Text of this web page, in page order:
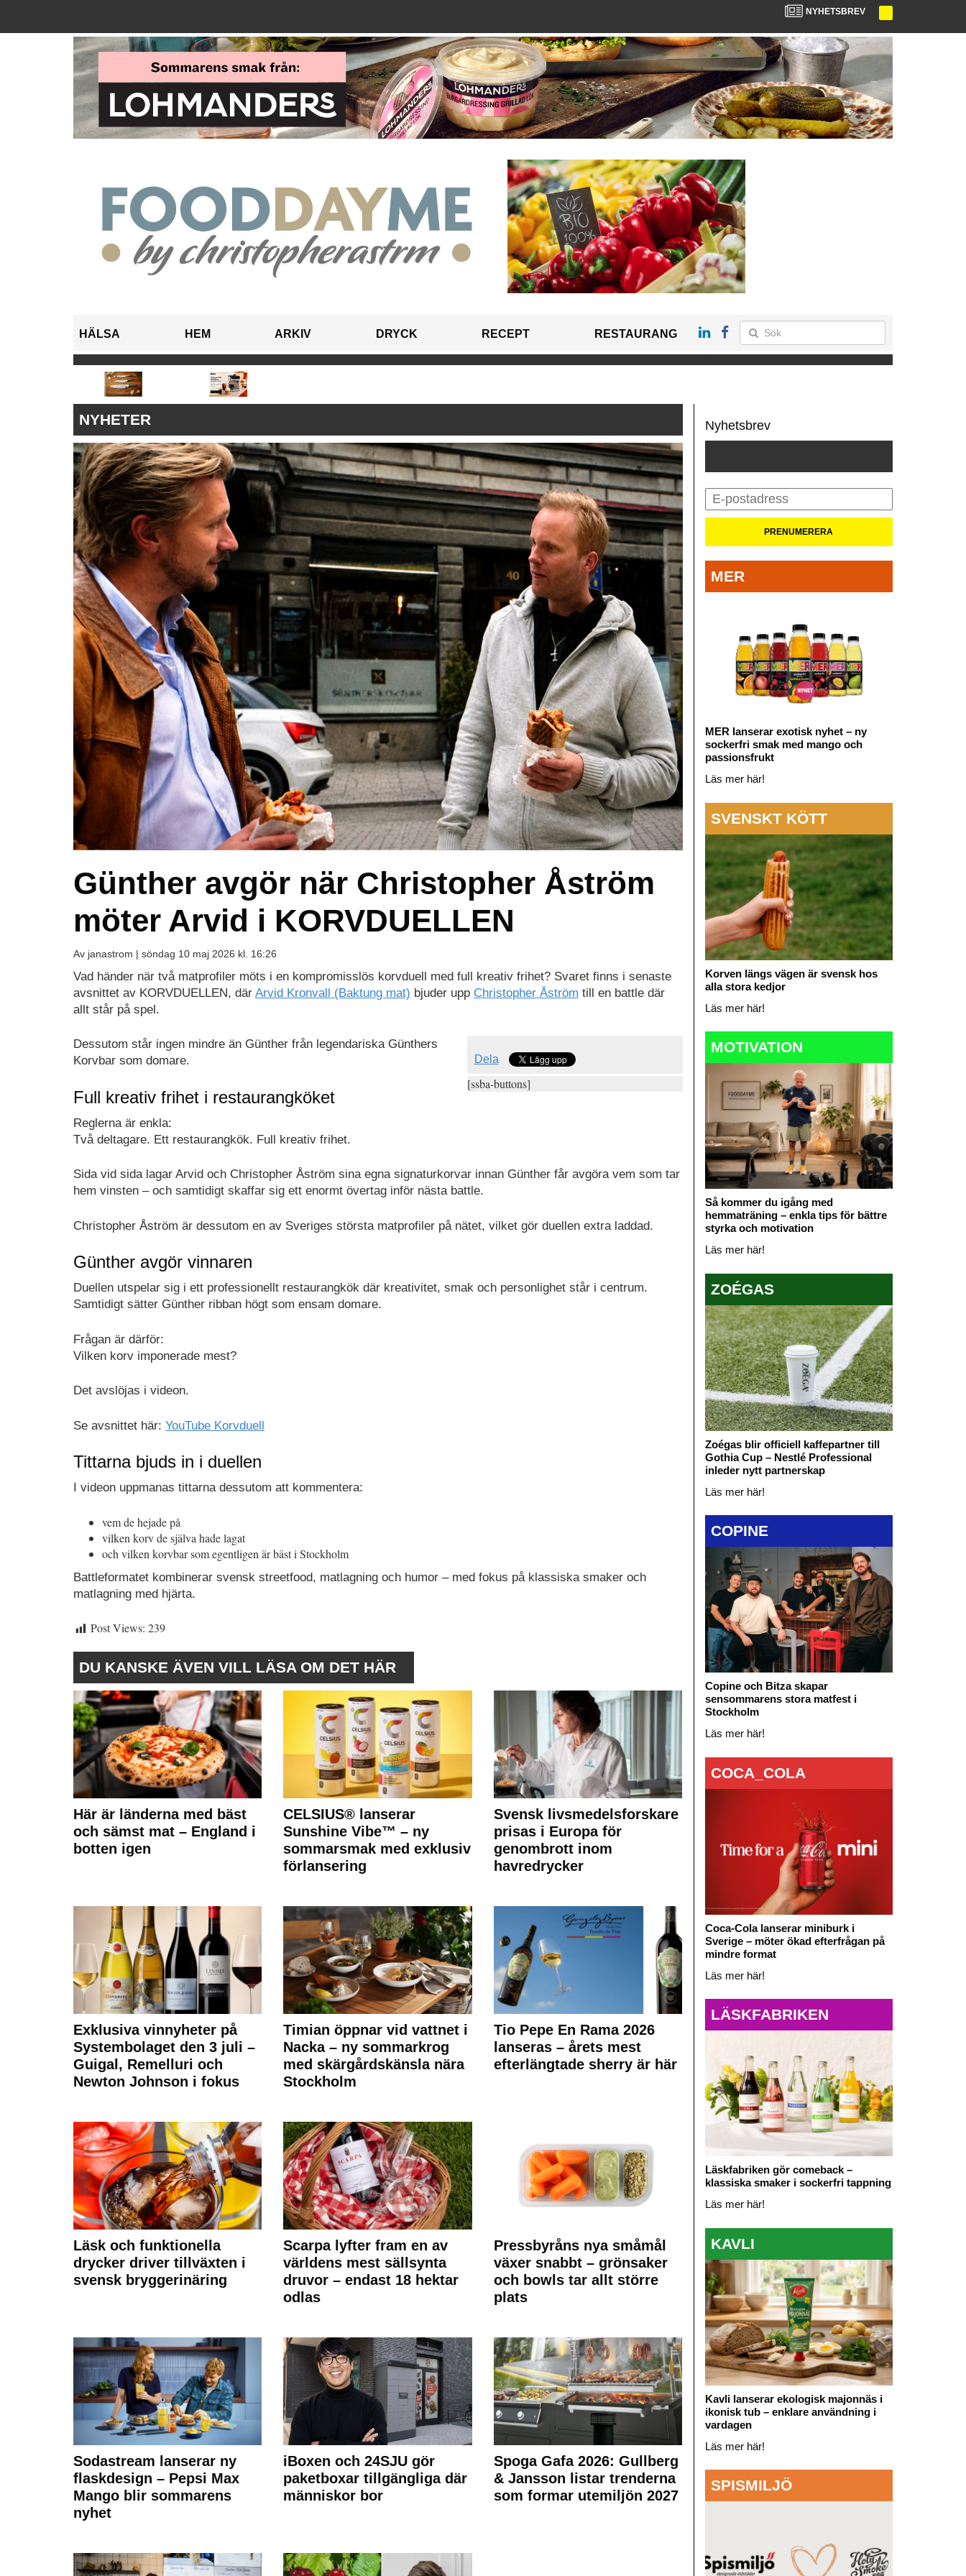
NYHETSBREV
HÄLSA HEM ARKIV DRYCK RECEPT RESTAURANG
NYHETER
Günther avgör när Christopher Åström
möter Arvid i KORVDUELLEN
Av janastrom | söndag 10 maj 2026 kl. 16:26
Vad händer när två matprofiler möts i en kompromisslös korvduell med full kreativ frihet? Svaret finns i senaste
avsnittet av KORVDUELLEN, där Arvid Kronvall (Baktung mat) bjuder upp Christopher Åström till en battle där
allt står på spel.
Dela
[ssba-buttons]
Dessutom står ingen mindre än Günther från legendariska Günthers
Korvbar som domare.
Full kreativ frihet i restaurangköket
Reglerna är enkla:
Två deltagare. Ett restaurangkök. Full kreativ frihet.
Sida vid sida lagar Arvid och Christopher Åström sina egna signaturkorvar innan Günther får avgöra vem som tar
hem vinsten – och samtidigt skaffar sig ett enormt övertag inför nästa battle.
Christopher Åström är dessutom en av Sveriges största matprofiler på nätet, vilket gör duellen extra laddad.
Günther avgör vinnaren
Duellen utspelar sig i ett professionellt restaurangkök där kreativitet, smak och personlighet står i centrum.
Samtidigt sätter Günther ribban högt som ensam domare.
Frågan är därför:
Vilken korv imponerade mest?
Det avslöjas i videon.
Se avsnittet här: YouTube Korvduell
Tittarna bjuds in i duellen
I videon uppmanas tittarna dessutom att kommentera:
vem de hejade på
vilken korv de själva hade lagat
och vilken korvbar som egentligen är bäst i Stockholm
Battleformatet kombinerar svensk streetfood, matlagning och humor – med fokus på klassiska smaker och
matlagning med hjärta.
Post Views: 239
DU KANSKE ÄVEN VILL LÄSA OM DET HÄR
Här är länderna med bäst
och sämst mat – England i
botten igen
CELSIUS® lanserar
Sunshine Vibe™ – ny
sommarsmak med exklusiv
förlansering
Svensk livsmedelsforskare
prisas i Europa för
genombrott inom
havredrycker
Exklusiva vinnyheter på
Systembolaget den 3 juli –
Guigal, Remelluri och
Newton Johnson i fokus
Timian öppnar vid vattnet i
Nacka – ny sommarkrog
med skärgårdskänsla nära
Stockholm
Tio Pepe En Rama 2026
lanseras – årets mest
efterlängtade sherry är här
Läsk och funktionella
drycker driver tillväxten i
svensk bryggerinäring
Scarpa lyfter fram en av
världens mest sällsynta
druvor – endast 18 hektar
odlas
Pressbyråns nya småmål
växer snabbt – grönsaker
och bowls tar allt större
plats
Sodastream lanserar ny
flaskdesign – Pepsi Max
Mango blir sommarens
nyhet
iBoxen och 24SJU gör
paketboxar tillgängliga där
människor bor
Spoga Gafa 2026: Gullberg
& Jansson listar trenderna
som formar utemiljön 2027
Nyhetsbrev
MER
MER lanserar exotisk nyhet – ny
sockerfri smak med mango och
passionsfrukt
Läs mer här!
SVENSKT KÖTT
Korven längs vägen är svensk hos
alla stora kedjor
Läs mer här!
MOTIVATION
Så kommer du igång med
hemmaträning – enkla tips för bättre
styrka och motivation
Läs mer här!
ZOÉGAS
Zoégas blir officiell kaffepartner till
Gothia Cup – Nestlé Professional
inleder nytt partnerskap
Läs mer här!
COPINE
Copine och Bitza skapar
sensommarens stora matfest i
Stockholm
Läs mer här!
COCA_COLA
Coca-Cola lanserar miniburk i
Sverige – möter ökad efterfrågan på
mindre format
Läs mer här!
LÄSKFABRIKEN
Läskfabriken gör comeback –
klassiska smaker i sockerfri tappning
Läs mer här!
KAVLI
Kavli lanserar ekologisk majonnäs i
ikonisk tub – enklare användning i
vardagen
Läs mer här!
SPISMILJÖ